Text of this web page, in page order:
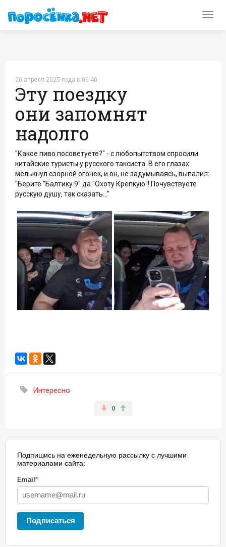
20 апреля 2025 года в 06:40
Эту поездку
они запомнят
надолго
"Какое пиво посоветуете?" - с любопытством спросили
китайские туристы у русского таксиста. В его глазах
мелькнул озорной огонек, и он, не задумываясь, выпалил:
"Берите "Балтику 9" да "Охоту Крепкую"! Почувствуете
русскую душу, так сказать..."
Интересно
0
Подпишись на еженедельную рассылку с лучшими
материалами сайта:
Email*
Подписаться